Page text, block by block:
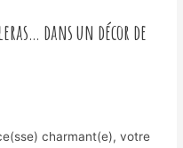
dans un décor de
charmant(e), votre